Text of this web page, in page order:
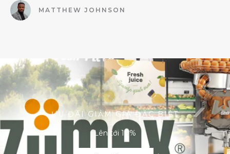
MATTHEW JOHNSON
ƯU ĐÃI GIẢM GIÁ ĐẶC BIỆT
Lên tới 10%